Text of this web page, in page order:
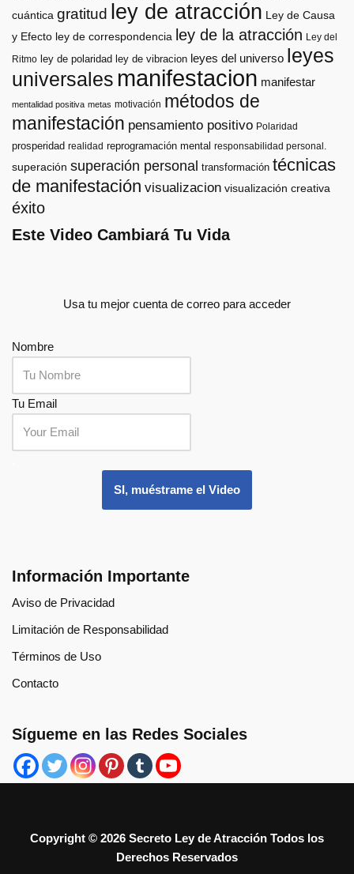
cuántica gratitud ley de atracción Ley de Causa
y Efecto ley de correspondencia ley de la atracción Ley del
Ritmo ley de polaridad ley de vibracion leyes del universo
leyes
universales manifestacion manifestar
mentalidad positiva metas motivación métodos de
manifestación pensamiento positivo Polaridad
prosperidad realidad reprogramación mental responsabilidad personal.
superación superación personal transformación técnicas
de manifestación visualizacion visualización creativa
éxito
Este Video Cambiará Tu Vida
Usa tu mejor cuenta de correo para acceder
Nombre
Tu Email
SI, muéstrame el Video
Información Importante
Aviso de Privacidad
Limitación de Responsabilidad
Términos de Uso
Contacto
Sígueme en las Redes Sociales
Copyright © 2026 Secreto Ley de Atracción Todos los
Derechos Reservados